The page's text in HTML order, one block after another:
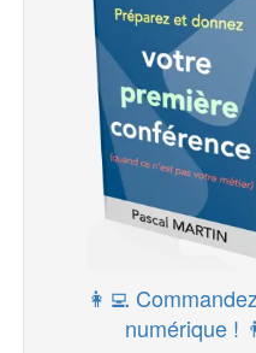
👩‍💻
numérique !